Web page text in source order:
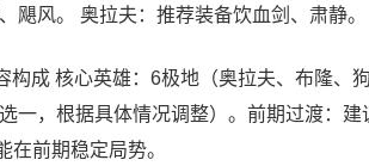
飓风。 奥拉夫：推荐装备饮血剑、肃静。
成 核心英雄：6极地（奥拉夫、布隆、
，根据具体情况调整）。前期过渡：建
前期稳定局势。